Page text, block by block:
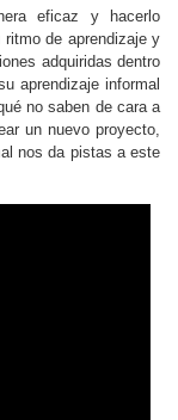
eficaz y hacerlo
de aprendizaje y
adquiridas dentro
aprendizaje informal
no saben de cara a
un nuevo proyecto,
nos da pistas a este